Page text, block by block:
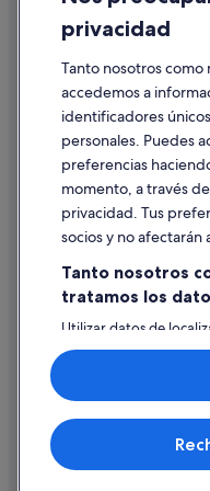
Información legal/contacto
Pautas sobre el contenido
Ayuda
Cancelar un vuelo
Cancelar una reserva de
Utilizar un cupón de Expedia
Documentos para viajes
© 2026 Expedia, Inc., una
derechos reservados.
comerciales o marcas
privacidad
Tanto nosotros como
accedemos a
identificadores
personales. Puedes
preferencias
momento, a través
privacidad. Tus
socios y no afectarán
Tanto nosotros
tratamos los
Utilizar datos de
activamente las
identificación.
y/o acceder a ella.
medición de
audiencia y desarrollo
Lista de